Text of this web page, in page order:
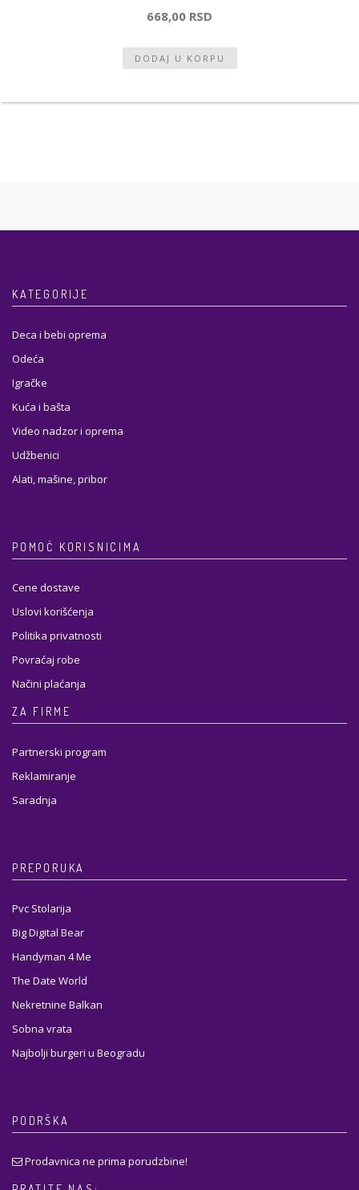
668,00 RSD
KATEGORIJE
Deca i bebi oprema
Odeća
Igračke
Kuća i bašta
Video nadzor i oprema
Udžbenici
Alati, mašine, pribor
POMOĆ KORISNICIMA
Cene dostave
Uslovi korišćenja
Politika privatnosti
Povraćaj robe
Načini plaćanja
ZA FIRME
Partnerski program
Reklamiranje
Saradnja
PREPORUKA
Pvc Stolarija
Big Digital Bear
Handyman 4 Me
The Date World
Nekretnine Balkan
Sobna vrata
Najbolji burgeri u Beogradu
PODRŠKA
Prodavnica ne prima porudzbine!